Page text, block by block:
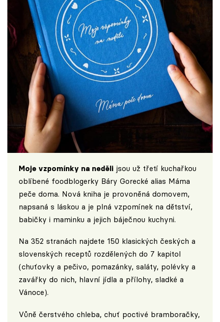
Moje vzpomínky na nedělijsou už třetí kuchařkou
oblíbené foodblogerky Báry Gorecké alias Máma
peče doma. Nová kniha je provoněná domovem,
napsaná s láskou a je plná vzpomínek na dětství,
babičky i maminku a jejich báječnou kuchyni.
Na 352 stranách najdete 150 klasických českých a
slovenských receptů rozdělených do 7 kapitol
(chuťovky a pečivo, pomazánky, saláty, polévky a
zavářky do nich, hlavní jídla a přílohy, sladké a
Vánoce).
Vůně čerstvého chleba, chuť poctivé bramboračky,